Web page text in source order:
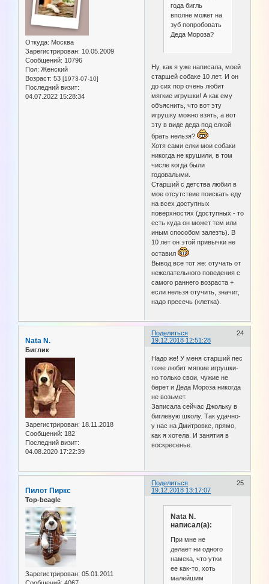
Откуда: Москва
Зарегистрирован: 10.05.2009
Сообщений: 10796
Пол: Женский
Возраст: 53 [1973-07-10]
Последний визит:
04.07.2022 15:28:34
года бигль
вполне может на
зуб попробовать
Деда Мороза?
Ну, как я уже написала, моей
старшей собаке 10 лет. И он
до сих пор очень любит
мягкие игрушки! А как ему
объяснить, что вот эту
игрушку можно взять, а вот
эту в виде деда под елкой
брать нельзя?
Хотя сами елки мои собаки
никогда не крушили, в том
числе когда были
годовалыми.
Старший с детства любил в
мое отсутствие поискать еду
на всех доступных
поверхностях (доступных - то
есть куда он может тем или
иным способом залезть). В
10 лет он этой привычки не
оставил
Вывод все тот же: отучать от
нежелательного поведения с
самого раннего возраста +
если нельзя отучить, значит,
надо пресечь (клетка).
Поделиться
24
19.12.2018 12:51:28
Nata N.
Биглик
Зарегистрирован: 18.11.2018
Сообщений: 182
Последний визит:
04.08.2020 17:22:39
Надо же! У меня старший пес
тоже любит мягкие игрушки-
но только свои, чужие не
берет и Деда Мороза никогда
не возьмет.
Записала сейчас Джольку в
биглевую школу. Так удачно-
у нас на Дмитровке, прямо,
как я хотела. И занятия в
воскресенье.
Поделиться
25
19.12.2018 13:17:07
Пилот Пиркс
Top-beagle
Зарегистрирован: 05.01.2011
Nata N.
написал(а):
При мне не
делает ни одного
намека, что утки
ее как-то, хоть
малейшим